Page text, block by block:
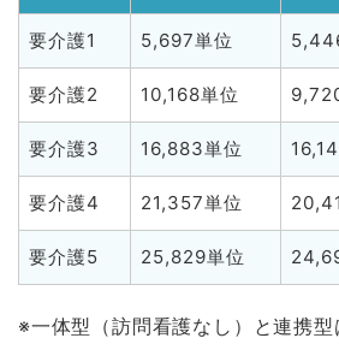
要介護1 5,697単位
要介護2 10,168単位
要介護3 16,883単位
要介護4 21,357単位
要介護5 25,829単位
※一体型（訪問看護なし）と連携型